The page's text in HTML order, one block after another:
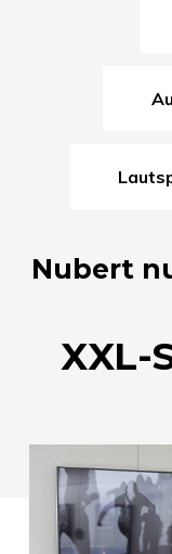
Nubert
XXL-